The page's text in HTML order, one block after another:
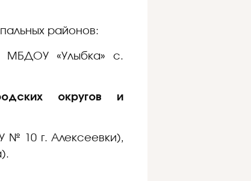
районов:
МБДОУ «Улыбка» с.
округов и
№ 10 г. Алексеевки),